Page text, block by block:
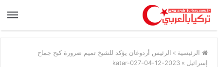
الرئيسية » الرئيس أردوغان يؤكد للشيخ تميم ضرورة كبح جماح
إسرائيل »
2023-12-04-katar-027